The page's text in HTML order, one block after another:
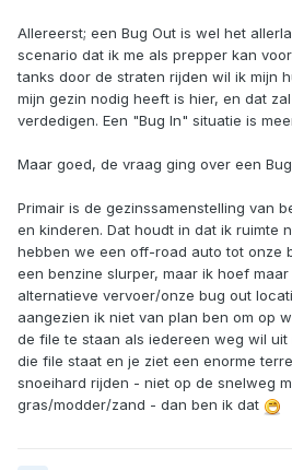
Allereerst; een Bug Out is wel het
scenario dat ik me als prepper kan
tanks door de straten rijden wil ik mijn
mijn gezin nodig heeft is hier, en dat
verdedigen. Een "Bug In" situatie is
Maar goed, de vraag ging over een
Primair is de gezinssamenstelling van
en kinderen. Dat houdt in dat ik ruimte
hebben we een off-road auto tot onze
een benzine slurper, maar ik hoef maar
alternatieve vervoer/onze bug out
aangezien ik niet van plan ben om op
de file te staan als iedereen weg wil uit
die file staat en je ziet een enorme
snoeihard rijden - niet op de snelweg
gras/modder/zand - dan ben ik dat